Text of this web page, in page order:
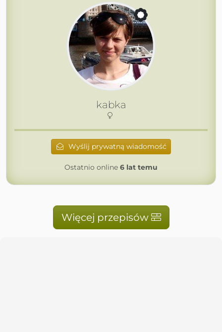
kabka
Wyślij prywatną wiadomość
Ostatnio online 6 lat temu
Więcej przepisów